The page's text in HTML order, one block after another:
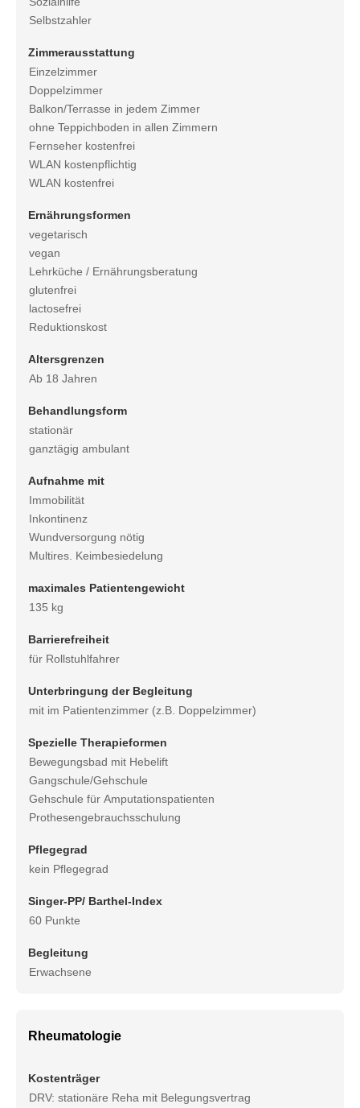
Selbstzahler
Zimmerausstattung
Einzelzimmer
Doppelzimmer
Balkon/Terrasse in jedem Zimmer
ohne Teppichboden in allen Zimmern
Fernseher kostenfrei
WLAN kostenpflichtig
WLAN kostenfrei
Ernährungsformen
vegetarisch
vegan
Lehrküche / Ernährungsberatung
glutenfrei
lactosefrei
Reduktionskost
Altersgrenzen
Ab 18 Jahren
Behandlungsform
stationär
ganztägig ambulant
Aufnahme mit
Immobilität
Inkontinenz
Wundversorgung nötig
Multires. Keimbesiedelung
maximales Patientengewicht
135 kg
Barrierefreiheit
für Rollstuhlfahrer
Unterbringung der Begleitung
mit im Patientenzimmer (z.B. Doppelzimmer)
Spezielle Therapieformen
Bewegungsbad mit Hebelift
Gangschule/Gehschule
Gehschule für Amputationspatienten
Prothesengebrauchsschulung
Pflegegrad
kein Pflegegrad
Singer-PP/ Barthel-Index
60 Punkte
Begleitung
Erwachsene
Rheumatologie
Kostenträger
DRV: stationäre Reha mit Belegungsvertrag